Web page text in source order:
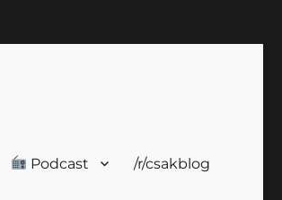
Podcast /r/csakblog